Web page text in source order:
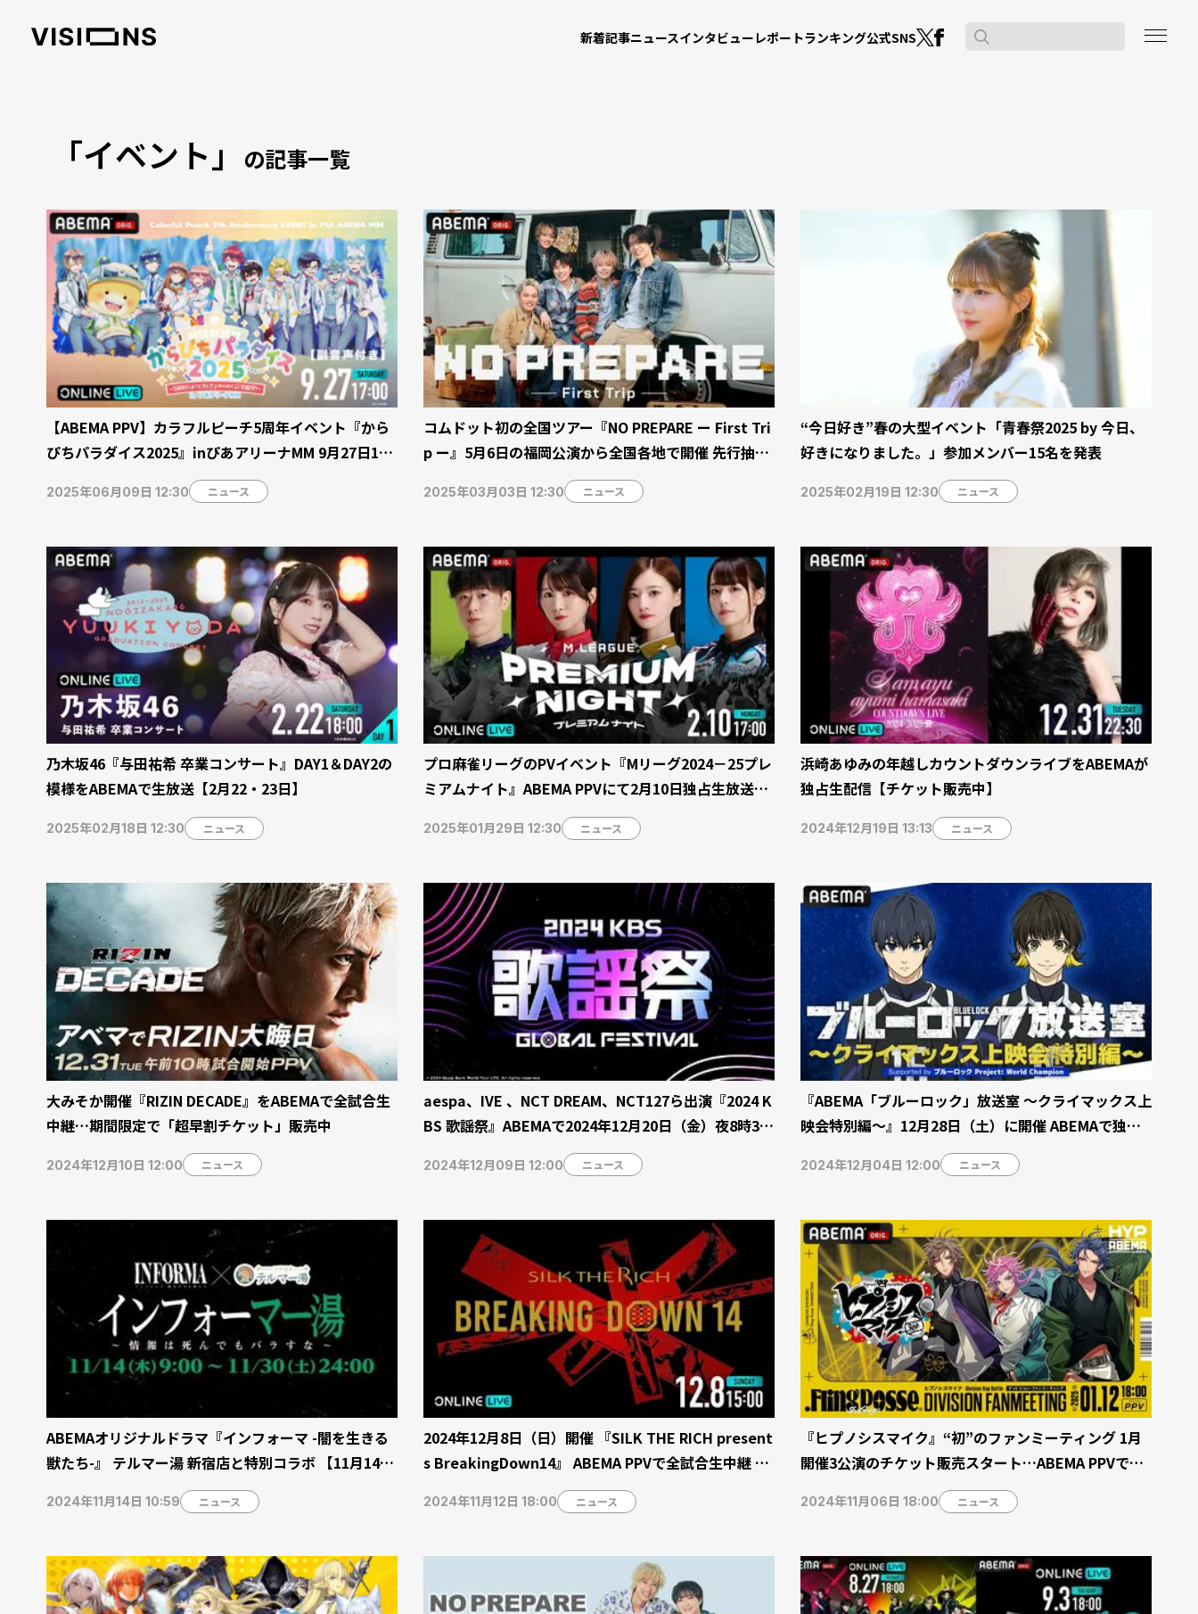
新着記事ニュースインタビュー レポートランキング公式SNS
「イベント」 の記事一覧
【ABEMA PPV】カラフルピーチ5周年イベント『から
ぴちパラダイス2025』inぴあアリーナMM 9月27日17
時から副音声付き独占配信
2025年06月09日 12:30 ニュース
コムドット初の全国ツアー『NO PREPARE ー First Tri
p ー』5月6日の福岡公演から全国各地で開催 先行抽選
の受付開始【ABEMA】
2025年03月03日 12:30 ニュース
“今日好き”春の大型イベント「青春祭2025 by 今日、
好きになりました。」参加メンバー15名を発表
2025年02月19日 12:30 ニュース
乃木坂46『与田祐希 卒業コンサート』DAY1＆DAY2の
模様をABEMAで生放送【2月22・23日】
2025年02月18日 12:30 ニュース
プロ麻雀リーグのPVイベント『Mリーグ2024－25プレ
ミアムナイト』ABEMA PPVにて2月10日独占生放送
2025年01月29日 12:30 ニュース
浜崎あゆみの年越しカウントダウンライブをABEMAが
独占生配信【チケット販売中】
2024年12月19日 13:13 ニュース
大みそか開催『RIZIN DECADE』をABEMAで全試合生
中継…期間限定で「超早割チケット」販売中
2024年12月10日 12:00 ニュース
aespa、IVE 、NCT DREAM、NCT127ら出演『2024 K
BS 歌謡祭』ABEMAで2024年12月20日（金）夜8時30
分より日韓同時・国内独占無料生中継
2024年12月09日 12:00 ニュース
『ABEMA「ブルーロック」放送室 〜クライマックス上
映会特別編〜』12月28日（土）に開催 ABEMAで独占
2024年12月04日 12:00 ニュース
ABEMAオリジナルドラマ『インフォーマ -闇を生きる
獣たち-』 テルマー湯 新宿店と特別コラボ 【11月14日
2024年11月14日 10:59 ニュース
2024年12月8日（日）開催 『SILK THE RICH present
s BreakingDown14』 ABEMA PPVで全試合生中継 チ
2024年11月12日 18:00 ニュース
『ヒプノシスマイク』“初”のファンミーティング 1月
開催3公演のチケット販売スタート…ABEMA PPVで独
2024年11月06日 18:00 ニュース